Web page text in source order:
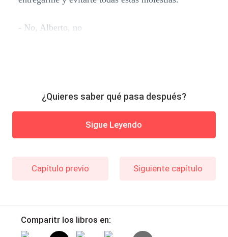
- No, Alberto, no
¿Quieres saber qué pasa después?
Sigue Leyendo
Capítulo previo Siguiente capítulo
Comparitr los libros en: